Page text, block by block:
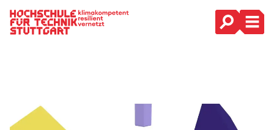
Hauptnavigation